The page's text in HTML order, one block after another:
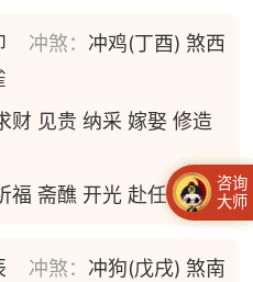
冲煞： 冲鸡(丁酉) 煞西
财 见贵 纳采 嫁娶 修造
福 斋醮 开光 赴任 出行
冲煞： 冲狗(戊戌) 煞南
咨询
大师